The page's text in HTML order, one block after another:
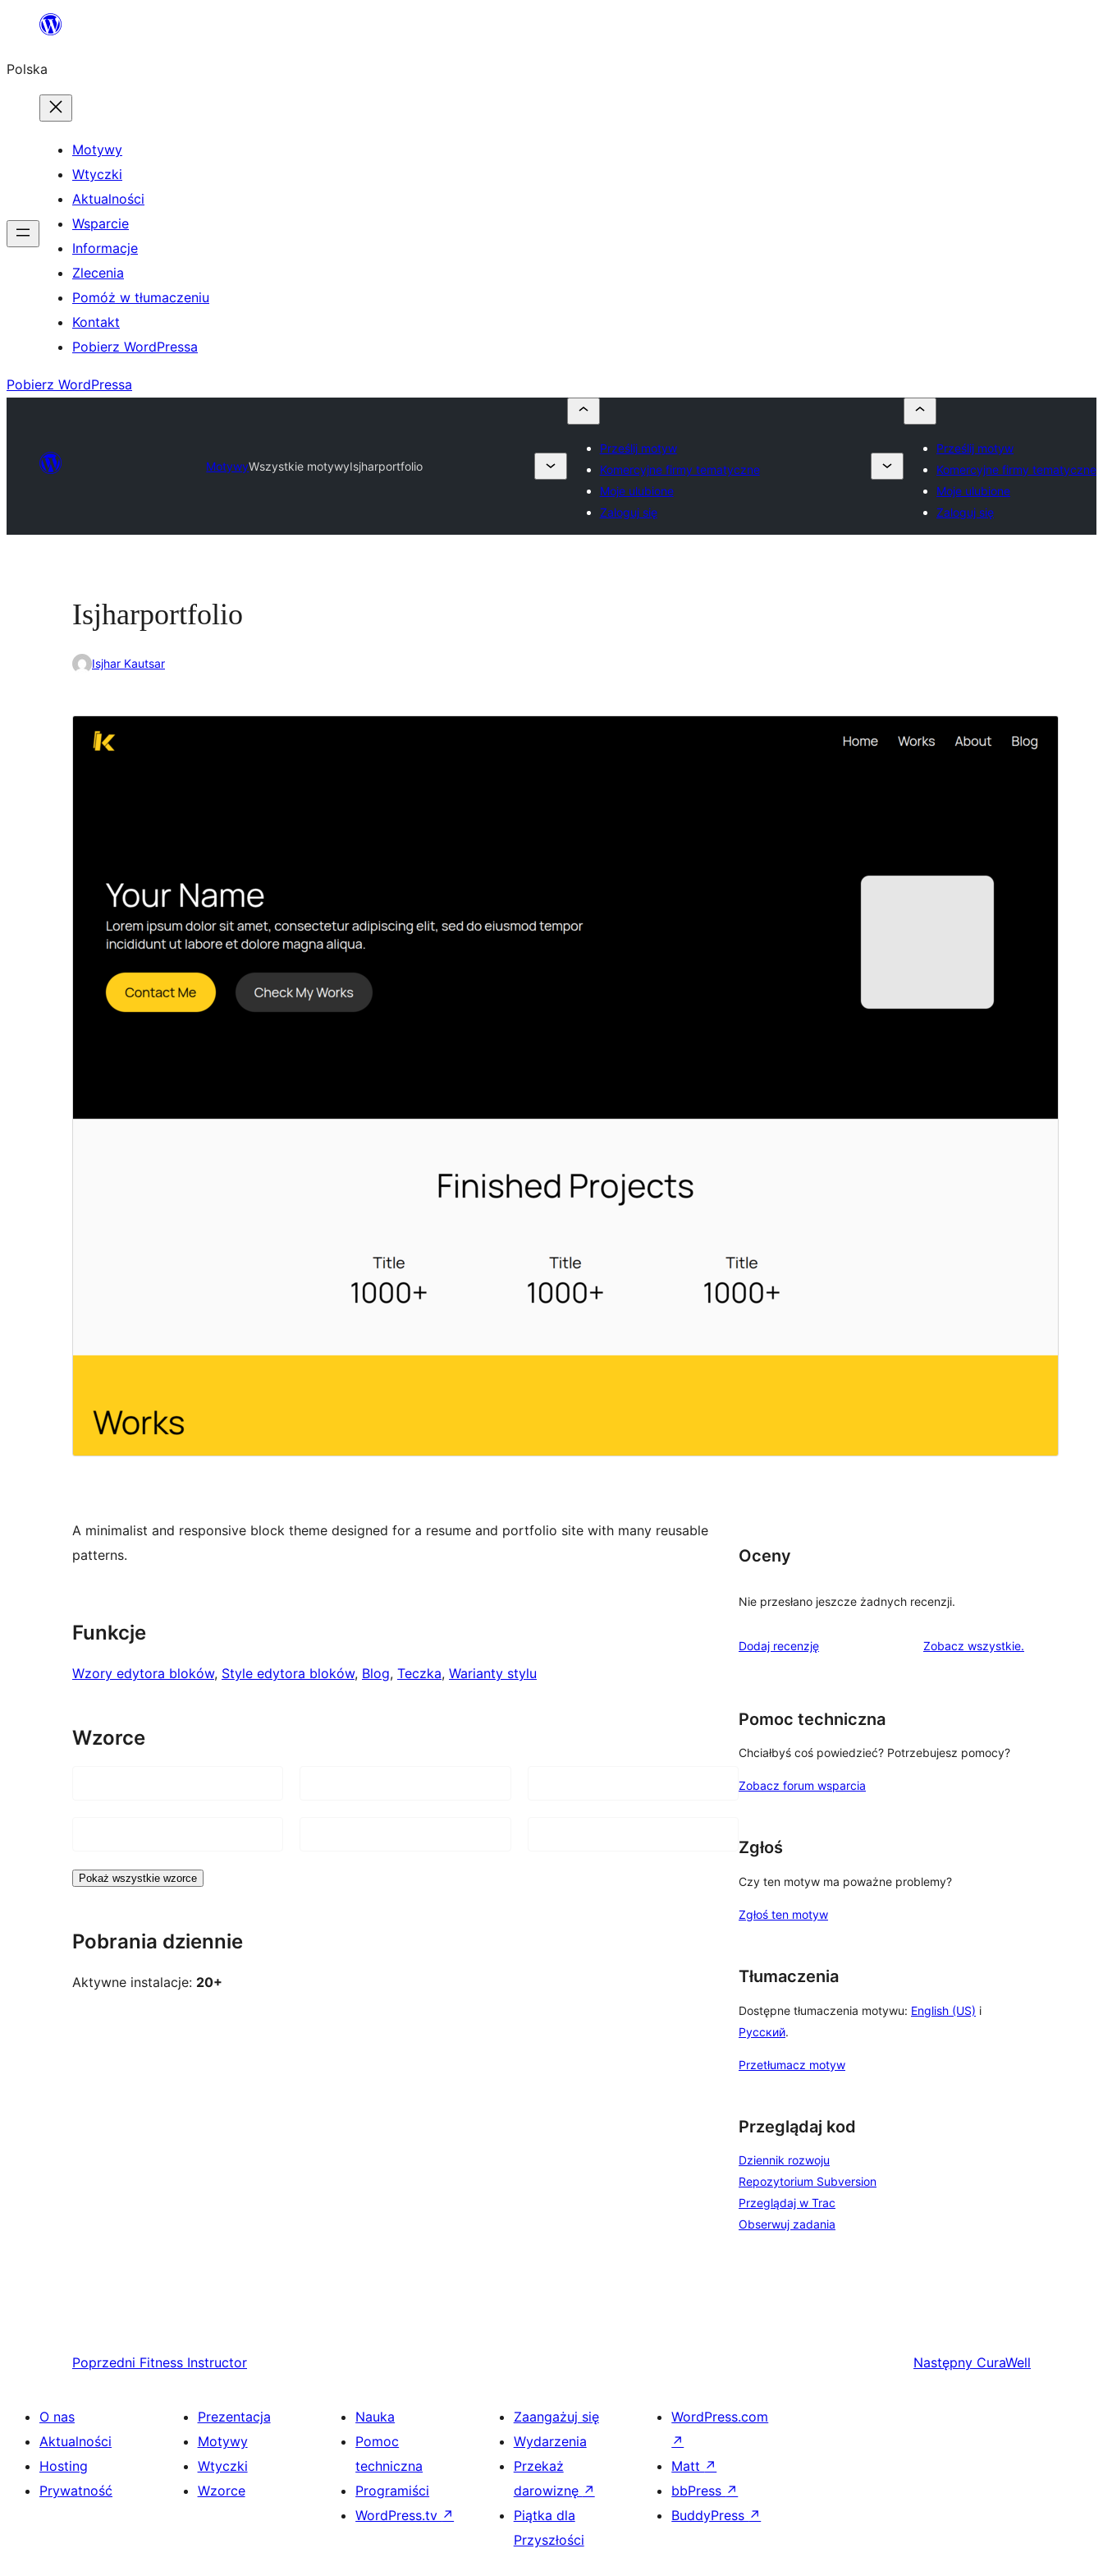
Przejdź
treści
Polska
Motywy
Wtyczki
Aktualności
Wsparcie
Informacje
Zlecenia
Pomóż w tłumaczeniu
Kontakt
Pobierz WordPressa
Pobierz WordPressa
MotywyWszystkie motywyIsjharportfolio
Prześlij motyw
Komercyjne firmy tematyczne
Moje ulubione
Zaloguj się
Prześlij motyw
Komercyjne firmy tematyczne
Moje ulubione
Zaloguj się
Isjharportfolio
Isjhar Kautsar
A minimalist and responsive block theme designed for a resume and portfolio site with many reusable
patterns.
Funkcje
Wzory edytora bloków, Style edytora bloków, Blog, Teczka, Warianty stylu
Wzorce
Pokaż wszystkie wzorce
Pobrania dziennie
Aktywne instalacje: 20+
Oceny
Nie przesłano jeszcze żadnych recenzji.
Dodaj recenzję Zobacz wszystkierecenzje
.
Pomoc techniczna
Chciałbyś coś powiedzieć? Potrzebujesz pomocy?
Zobacz forum wsparcia
Zgłoś
Czy ten motyw ma poważne problemy?
Zgłoś ten motyw
Tłumaczenia
Dostępne tłumaczenia motywu: English (US) i
Русский.
Przetłumacz motyw
Przeglądaj kod
Dziennik rozwoju
Repozytorium Subversion
Przeglądaj w Trac
Obserwuj zadania
Poprzedni Fitness Instructor Następny CuraWell
O nas
Aktualności
Hosting
Prywatność
Prezentacja
Motywy
Wtyczki
Wzorce
Nauka
Pomoc
techniczna
Programiści
WordPress.tv ↗
Zaangażuj się
Wydarzenia
Przekaż
darowiznę ↗
Piątka dla
Przyszłości
WordPress.com
↗
Matt ↗
bbPress ↗
BuddyPress ↗